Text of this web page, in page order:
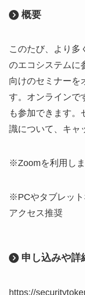
概要
このたび、より多
のエコシステムに
向けのセミナーを
す。オンラインで
も参加できます。
識について、キャ
※Zoomを利用しま
※PCやタブレッ
アクセス推奨
申し込みや詳
https://